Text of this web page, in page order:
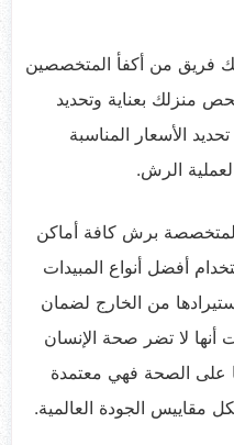
فريق من أكفأ المتخصصين
منزلك بعناية وتحديد
الأسعار المناسبة
الرش.
برش كافة أماكن
أفضل أنواع المبيدات
من الخارج لضمان
أنها لا تضر صحة الإنسان
على الصحة فهي معتمدة
مقاييس الجودة العالمية.